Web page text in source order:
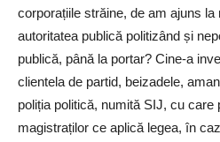
corporațiile străine, de am ajuns
autoritatea publică politizând și
publică, până la portar? Cine-a
clientela de partid, beizadele,
poliția politică, numită SIJ, cu care
magistraților ce aplică legea, în